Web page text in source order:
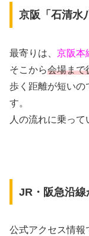
京阪「石清水
最寄りは、 京阪本
そこから会場まで
歩く距離が短いの
す。
人の流れに乗って
JR・阪急沿
公式アクセス情報